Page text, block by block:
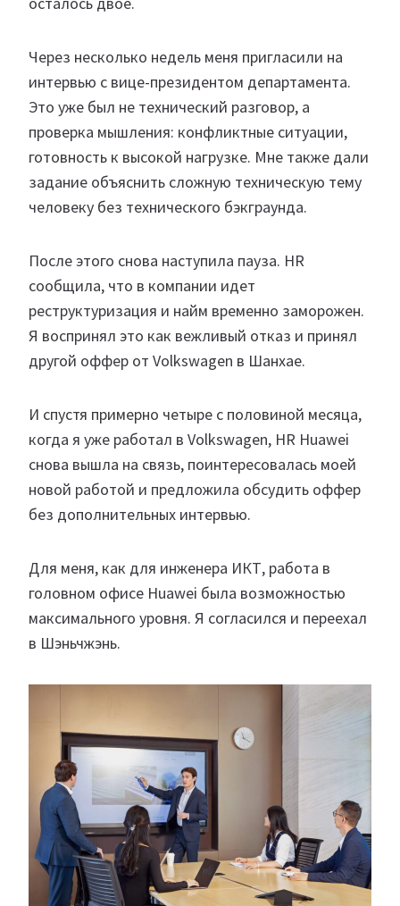
Через несколько недель меня пригласили на
интервью с вице-президентом департамента.
Это уже был не технический разговор, а
проверка мышления: конфликтные ситуации,
готовность к высокой нагрузке. Мне также дали
задание объяснить сложную техническую тему
человеку без технического бэкграунда.
После этого снова наступила пауза. HR
сообщила, что в компании идет
реструктуризация и найм временно заморожен.
Я воспринял это как вежливый отказ и принял
другой оффер от Volkswagen в Шанхае.
И спустя примерно четыре с половиной месяца,
когда я уже работал в Volkswagen, HR Huawei
снова вышла на связь, поинтересовалась моей
новой работой и предложила обсудить оффер
без дополнительных интервью.
Для меня, как для инженера ИКТ, работа в
головном офисе Huawei была возможностью
максимального уровня. Я согласился и переехал
в Шэньчжэнь.